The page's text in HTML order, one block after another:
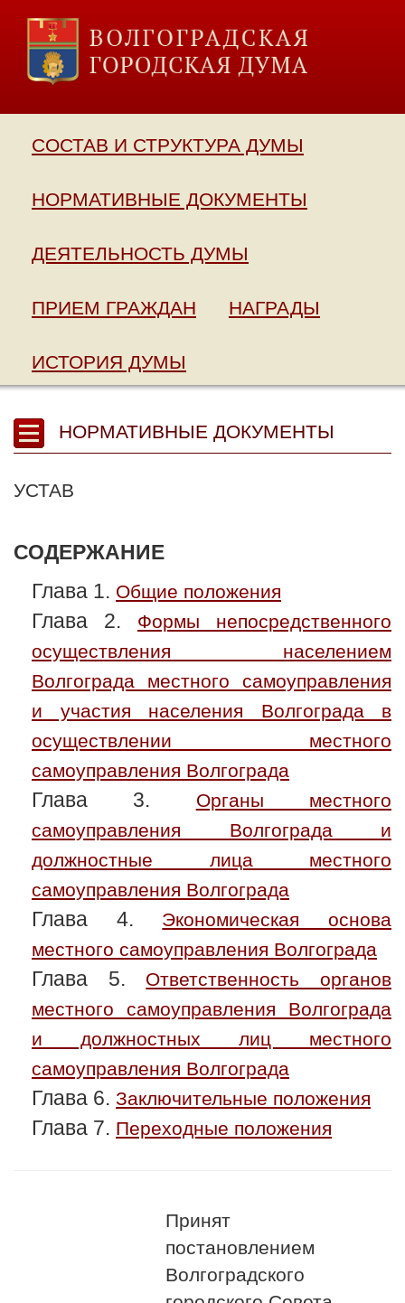
СОСТАВ И СТРУКТУРА ДУМЫ
НОРМАТИВНЫЕ ДОКУМЕНТЫ
ДЕЯТЕЛЬНОСТЬ ДУМЫ
ПРИЕМ ГРАЖДАН НАГРАДЫ
ИСТОРИЯ ДУМЫ
НОРМАТИВНЫЕ ДОКУМЕНТЫ
УСТАВ
СОДЕРЖАНИЕ
Глава 1. Общие положения
Глава 2. Формы непосредственного
осуществления населением
Волгограда местного самоуправления
и участия населения Волгограда в
осуществлении местного
самоуправления Волгограда
Глава 3. Органы местного
самоуправления Волгограда и
должностные лица местного
самоуправления Волгограда
Глава 4. Экономическая основа
местного самоуправления Волгограда
Глава 5. Ответственность органов
местного самоуправления Волгограда
и должностных лиц местного
самоуправления Волгограда
Глава 6. Заключительные положения
Глава 7. Переходные положения
Принят
постановлением
Волгоградского